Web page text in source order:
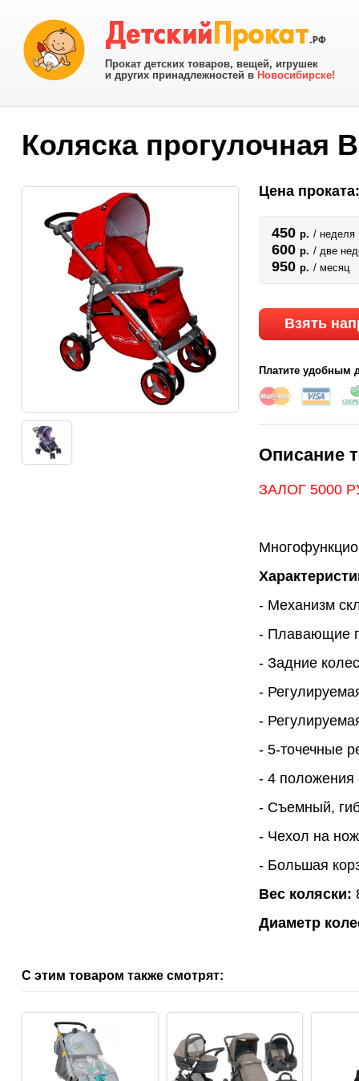
Прокат детских товаров, вещей, игрушек
и других принадлежностей в Новосибирске!
Коляска прогулочная
Цена проката:
450 р. / неделя
600 р. / две
950 р. / месяц
Взять
Платите удобным
Описание
ЗАЛОГ 5000
- Механизм
- Плавающие
- Задние
-
-
- 5-точечные
- 4 положения
- Съемный,
- Чехол на
- Большая
Вес коляски:
Диаметр
С этим товаром также смотрят: